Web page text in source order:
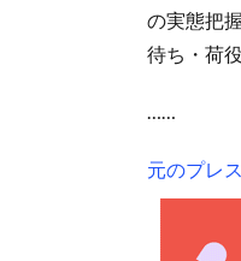
の実態把
待ち・荷
……
元のプレ